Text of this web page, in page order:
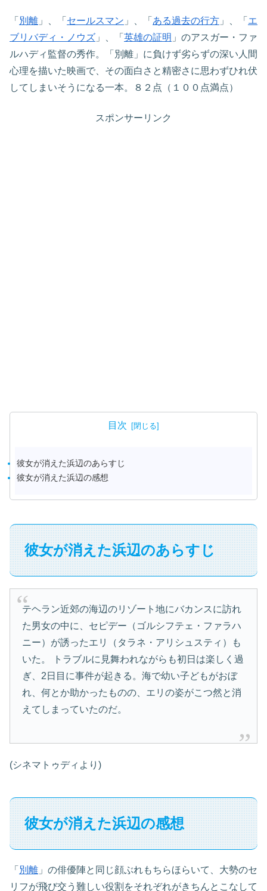
「 別離 」、「 セールスマン 」、「 ある過去の行方 」、「 エ
ブリバディ・ノウズ 」、「 英雄の証明 」のアスガー・ファ
ルハディ監督の秀作。「別離」に負けず劣らずの深い人間
心理を描いた映画で、その面白さと精密さに思わずひれ伏
してしまいそうになる一本。８２点（１００点満点）
スポンサーリンク
目次
彼女が消えた浜辺のあらすじ
彼女が消えた浜辺の感想
彼女が消えた浜辺のあらすじ
テヘラン近郊の海辺のリゾート地にバカンスに訪れ
た男女の中に、セピデー（ゴルシフテェ・ファラハ
ニー）が誘ったエリ（タラネ・アリシュスティ）も
いた。 トラブルに見舞われながらも初日は楽しく過
ぎ、2日目に事件が起きる。海で幼い子どもがおぼ
れ、何とか助かったものの、エリの姿がこつ然と消
えてしまっていたのだ。
(シネマトゥディより)
彼女が消えた浜辺の感想
「 別離 」の俳優陣と同じ顔ぶれもちらほらいて、大勢のセ
リフが飛び交う難しい役割をそれぞれがきちんとこなして